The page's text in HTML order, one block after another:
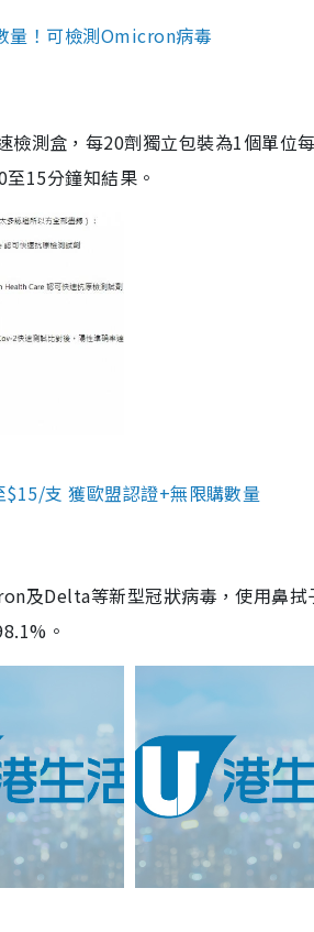
量！可檢測Omicron病毒
測盒，每20劑獨立包裝為1個單位
15分鐘知結果。
支 獲歐盟認證+無限購數量
及Delta等新型冠狀病毒，使用鼻拭
。